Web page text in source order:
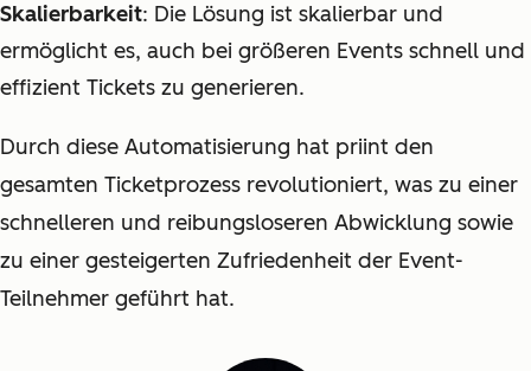
Skalierbarkeit: Die Lösung ist skalierbar und
ermöglicht es, auch bei größeren Events schnell und
effizient Tickets zu generieren.
Durch diese Automatisierung hat priint den
gesamten Ticketprozess revolutioniert, was zu einer
schnelleren und reibungsloseren Abwicklung sowie
zu einer gesteigerten Zufriedenheit der Event-
Teilnehmer geführt hat.